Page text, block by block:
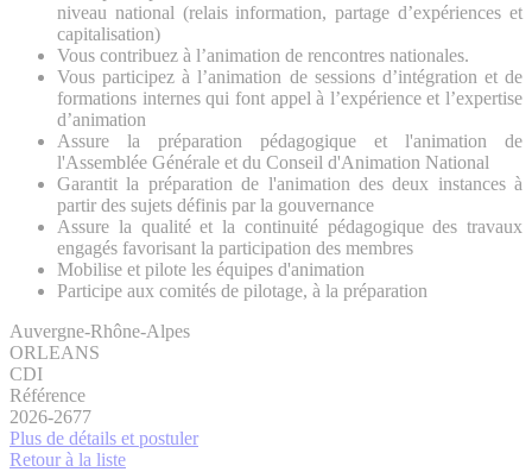
niveau national (relais information, partage d’expériences et
capitalisation)
Vous contribuez à l’animation de rencontres nationales.
Vous participez à l’animation de sessions d’intégration et de
formations internes qui font appel à l’expérience et l’expertise
d’animation
Assure la préparation pédagogique et l'animation de
l'Assemblée Générale et du Conseil d'Animation National
Garantit la préparation de l'animation des deux instances à
partir des sujets définis par la gouvernance
Assure la qualité et la continuité pédagogique des travaux
engagés favorisant la participation des membres
Mobilise et pilote les équipes d'animation
Participe aux comités de pilotage, à la préparation
Auvergne-Rhône-Alpes
ORLEANS
CDI
Référence
2026-2677
Plus de détails et postuler
Retour à la liste